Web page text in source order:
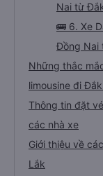
Nai từ
🚌 6. Xe
Đồng Nai
Những thắc
limousine đi
Thông tin đặt
các nhà xe
Giới thiệu về
Lắk